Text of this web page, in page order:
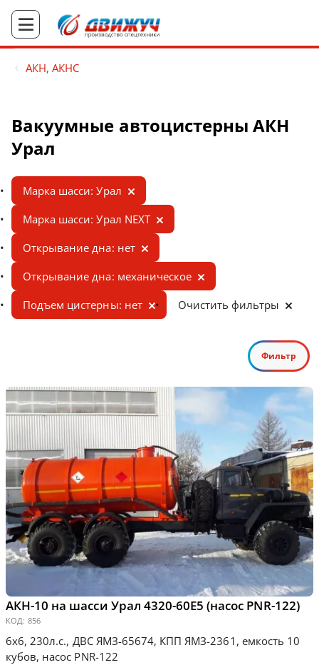
АКН, АКНС
Вакуумные автоцистерны АКН
Урал
Марка шасси: Урал
Марка шасси: Урал NEXT
Открывание дна: нет
Открывание дна: механическое
Подъем цистерны: нет
Очистить фильтры
Фильтр
АКН-10 на шасси Урал 4320-60Е5 (насос PNR-122)
КОД: 856
6х6, 230л.с., ДВС ЯМЗ-65674, КПП ЯМЗ-2361, емкость 10
кубов, насос PNR-122